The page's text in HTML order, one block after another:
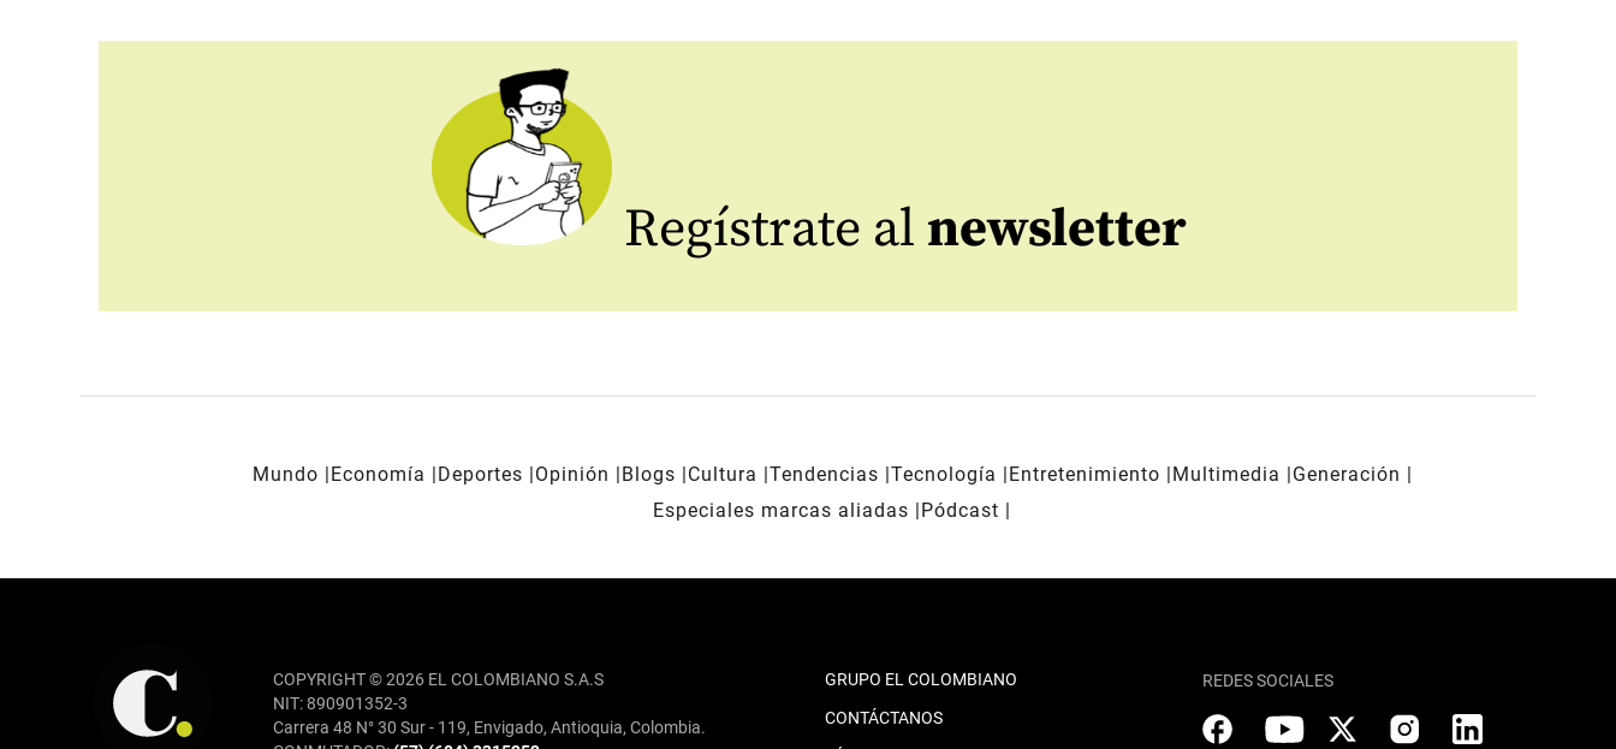
Regístrate al newsletter
Mundo Economía Deportes Opinión Blogs Cultura Tendencias Tecnología Entretenimiento Multimedia
Generación
Especiales marcas aliadas
Pódcast
COPYRIGHT © 2026 EL COLOMBIANO S.A.S
NIT: 890901352-3
Carrera 48 N° 30 Sur - 119, Envigado, Antioquia, Colombia.
GRUPO EL COLOMBIANO
CONTÁCTANOS
REDES SOCIALES